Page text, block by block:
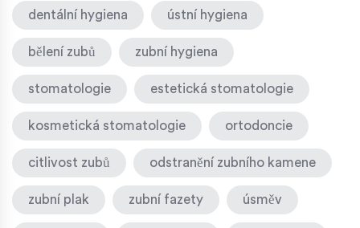
dentální hygiena ústní hygiena
bělení zubů zubní hygiena
stomatologie estetická stomatologie
kosmetická stomatologie ortodoncie
citlivost zubů odstranění zubního kamene
zubní plak zubní fazety úsměv